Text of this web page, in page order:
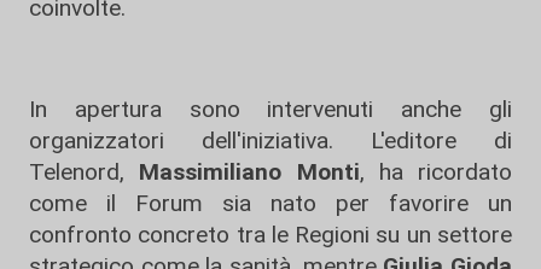
coinvolte.
In apertura sono intervenuti anche gli
organizzatori dell'iniziativa. L'editore di
Telenord, Massimiliano Monti, ha ricordato
come il Forum sia nato per favorire un
confronto concreto tra le Regioni su un settore